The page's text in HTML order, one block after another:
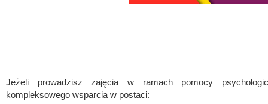
Jeżeli prowadzisz zajęcia w ramach pomocy
kompleksowego wsparcia w postaci: